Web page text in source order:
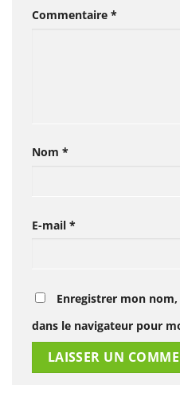
Commentaire *
Nom *
E-mail *
Enregistrer mon
dans le navigateur pour